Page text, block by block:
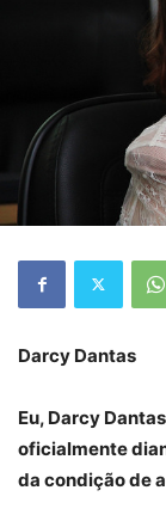
Darcy Dantas
Eu, Darcy
oficialmente
da condição de